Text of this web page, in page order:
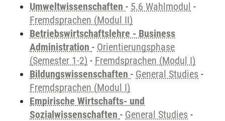
Umweltwissenschaften - 5.6 Wahlmodul -
Fremdsprachen (Modul II)
Betriebswirtschaftslehre - Business
Administration - Orientierungsphase
(Semester 1-2) - Fremdsprachen (Modul I)
Bildungswissenschaften - General Studies -
Fremdsprachen (Modul I)
Empirische Wirtschafts- und
Sozialwissenschaften - General Studies -